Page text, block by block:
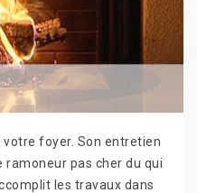
votre foyer. Son entretien
pas cher du qui
les travaux dans